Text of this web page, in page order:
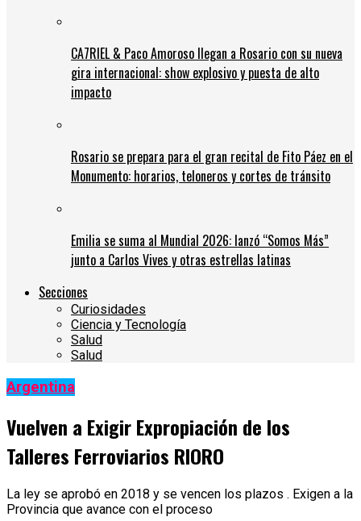
CA7RIEL & Paco Amoroso llegan a Rosario con su nueva
gira internacional: show explosivo y puesta de alto
impacto
Rosario se prepara para el gran recital de Fito Páez en el
Monumento: horarios, teloneros y cortes de tránsito
Emilia se suma al Mundial 2026: lanzó “Somos Más”
junto a Carlos Vives y otras estrellas latinas
Secciones
Curiosidades
Ciencia y Tecnología
Salud
Salud
Argentina
Vuelven a Exigir Expropiación de los
Talleres Ferroviarios RIORO
La ley se aprobó en 2018 y se vencen los plazos . Exigen a la
Provincia que avance con el proceso